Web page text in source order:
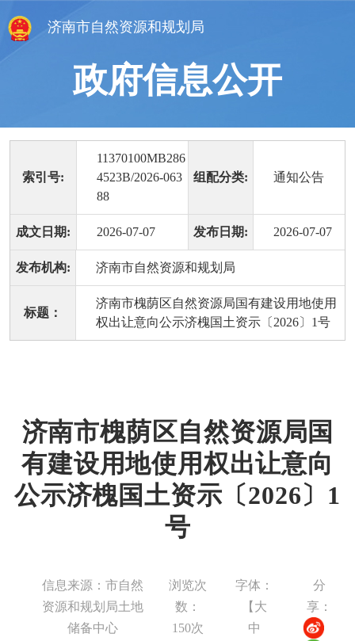
济南市自然资源和规划局
政府信息公开
索引号:
11370100MB286
4523B/2026-063
88
组配分类: 通知公告
成文日期: 2026-07-07 发布日期: 2026-07-07
发布机构: 济南市自然资源和规划局
标题：
济南市槐荫区自然资源局国有建设用地使用
权出让意向公示济槐国土资示〔2026〕1号
济南市槐荫区自然资源局国
有建设用地使用权出让意向
公示济槐国土资示〔2026〕1
号
信息来源：市自然
资源和规划局土地
储备中心
浏览次
数：
150次
字体：
【 大
中
分
享：